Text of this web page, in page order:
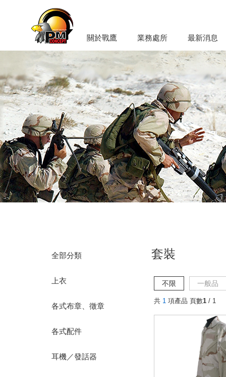
關於戰鷹 業務處所 最新消息
全部分類
上衣
各式布章、徵章
各式配件
耳機／發話器
套裝
不限 一般品
共 1 項產品 頁數1 / 1